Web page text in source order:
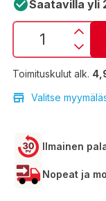
Saatavilla yli
Toimituskulut alk.
Valitse
Ilmainen
Nopeat ja